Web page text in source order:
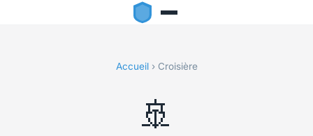
Accueil› Croisière
🚢